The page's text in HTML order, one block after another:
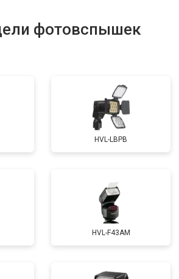
фотовспышек
HVL-LBPB
HVL-F43AM